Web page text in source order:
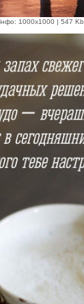
1000х1000 | 547 Kb